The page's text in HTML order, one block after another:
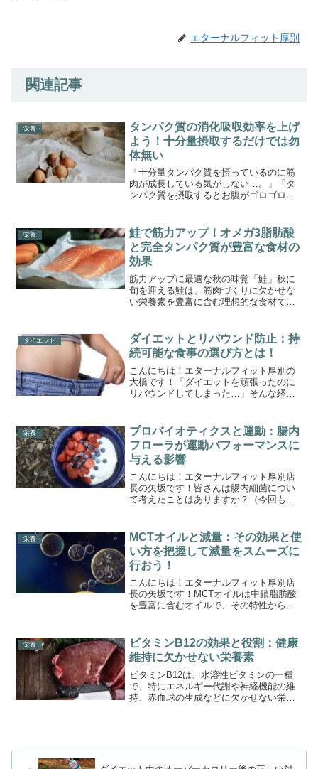
エターナルフィット厚別
関連記事
栄養
タンパク質の消化吸収効率を上げ
よう！十分量摂取するだけでは勿
体無い
「十分量タンパク質を摂っているのに筋
肉が成長している気がしない…。」「タ
ンパク質を摂取するとお腹がゴロゴロす
うな状態で摂取をしているかもしれませ
ん。消化吸収の効率を下げてしまうもの
を避けつつ、上げるにはどうすれば良い
のか。ぜひ参考にしてみてください。
栄養
鮭で筋力アップ！オメガ3脂肪酸
と完全タンパク質が豊富な食材の
効果
筋力アップに最適な秋の味覚「鮭」秋に
旬を迎える鮭は、筋肉づくりに欠かせな
い栄養素を豊富に含む理想的な食材で
マンス向上や筋肉の修復、脂肪燃焼に効
果的です。この記事では、...
ダイエット
ダイエットとリバウンド防止：持
続可能な食事の選び方とは！
こんにちは！エターナルフィット厚別の
大橋です！「ダイエットを頑張ったのに
リバウンドしてしまった…」そんな経験
的に感じますが、極端な方法はかえって
体に負担をかけ、リバウン...
栄養
プロバイオティクスと運動：腸内
フローラが運動パフォーマンスに
与える影響
こんにちは！エターナルフィット厚別店
長の矢坂です！皆さんは腸内細菌につい
て考えたことはありますか？（今回も過
もこの腸内細菌を意識して腸内環境のい
い状態を維持することは非...
栄養
MCTオイルと減量：その効果と使
い方を把握して減量をスムーズに
行おう！
こんにちは！エターナルフィット厚別店
長の矢坂です！MCTオイルは中鎖脂肪酸
を豊富に含むオイルで、その特性から
促進し、エネルギー代謝を高める効果が
あるとして、多くのダ...
栄養
ビタミンB12の効果と役割：健康
維持に欠かせない栄養素
ビタミンB12は、水溶性ビタミンの一種
で、特にエネルギー代謝や神経機能の維
持、赤血球の生成などに欠かせない栄養